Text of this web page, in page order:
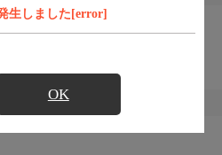
生しました[error]
OK
組